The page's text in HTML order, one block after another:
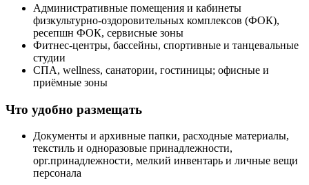
Административные помещения и кабинеты
физкультурно‑оздоровительных комплексов (ФОК),
ресепшн ФОК, сервисные зоны
Фитнес‑центры, бассейны, спортивные и танцевальные
студии
СПА, wellness, санатории, гостиницы; офисные и
приёмные зоны
Что удобно размещать
Документы и архивные папки, расходные материалы,
текстиль и одноразовые принадлежности,
орг.принадлежности, мелкий инвентарь и личные вещи
персонала